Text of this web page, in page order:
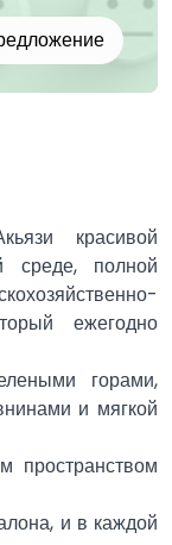
красивой
полной
ежегодно
горами,
и мягкой
и в каждой